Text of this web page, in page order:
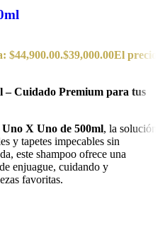
$44,900.00.$39,000.00El precio
– Cuidado Premium para tus
Uno X Uno de 500ml, la solución
y tapetes impecables sin
este shampoo ofrece una
enjuague, cuidando y
favoritas.